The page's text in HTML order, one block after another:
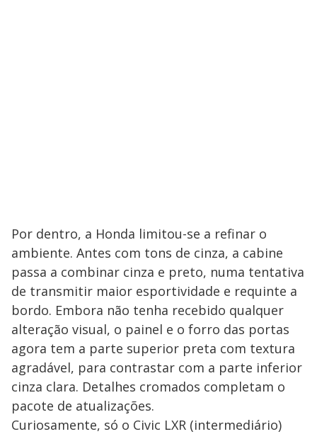
Por dentro, a Honda limitou-se a refinar o
ambiente. Antes com tons de cinza, a cabine
passa a combinar cinza e preto, numa tentativa
de transmitir maior esportividade e requinte a
bordo. Embora não tenha recebido qualquer
alteração visual, o painel e o forro das portas
agora tem a parte superior preta com textura
agradável, para contrastar com a parte inferior
cinza clara. Detalhes cromados completam o
pacote de atualizações.
Curiosamente, só o Civic LXR (intermediário)